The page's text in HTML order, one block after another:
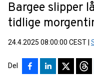
Bargee slipper
tidlige
24.4.2025 08:00:00 CEST
Del